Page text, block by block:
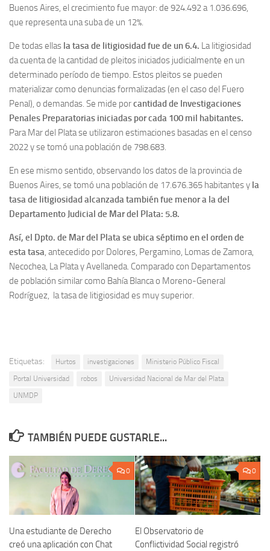
Buenos Aires, el crecimiento fue mayor: de 924.492 a 1.036.696,
que representa una suba de un 12%.
De todas ellas la tasa de litigiosidad fue de un 6.4. La litigiosidad
da cuenta de la cantidad de pleitos iniciados judicialmente en un
determinado período de tiempo. Estos pleitos se pueden
materializar como denuncias formalizadas (en el caso del Fuero
Penal), o demandas. Se mide porcantidad de Investigaciones
Penales Preparatorias iniciadas por cada 100 mil habitantes.
Para Mar del Plata se utilizaron estimaciones basadas en el censo
2022 y se tomó una población de 798.683.
En ese mismo sentido, observando los datos de la provincia de
Buenos Aires, se tomó una población de 17.676.365 habitantes y la
tasa de litigiosidad alcanzada también fue menor a la del
Departamento Judicial de Mar del Plata: 5.8.
Así, el Dpto. de Mar del Plata se ubica séptimo en el orden de
esta tasa, antecedido por Dolores, Pergamino, Lomas de Zamora,
Necochea, La Plata y Avellaneda. Comparado con Departamentos
de población similar como Bahía Blanca o Moreno-General
Rodríguez, la tasa de litigiosidad es muy superior.
Etiquetas: Hurtos investigaciones
Ministerio Público Fiscal
Portal Universidad
robos
Universidad Nacional de Mar del Plata
UNMDP
TAMBIÉN PUEDE GUSTARLE...
0
Una estudiante de Derecho
creó una aplicación con Chat
0
El Observatorio de
Conflictividad Social registró